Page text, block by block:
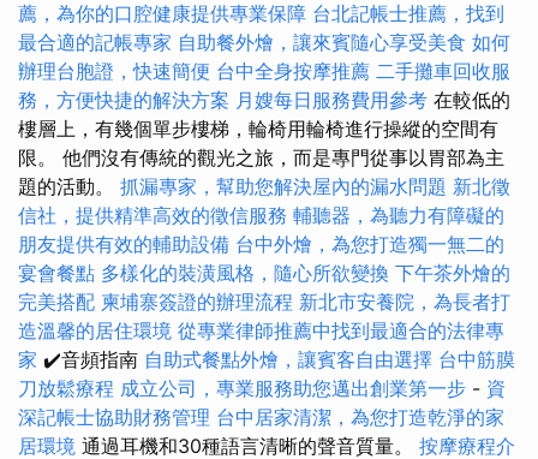
薦，為你的口腔健康提供專業保障 台北記帳士推薦，找到
最合適的記帳專家 自助餐外燴，讓來賓隨心享受美食 如何
辦理台胞證，快速簡便 台中全身按摩推薦 二手攤車回收服
務，方便快捷的解決方案 月嫂每日服務費用參考 在較低的
樓層上，有幾個單步樓梯，輪椅用輪椅進行操縱的空間有
限。 他們沒有傳統的觀光之旅，而是專門從事以胃部為主
題的活動。 抓漏專家，幫助您解決屋內的漏水問題 新北徵
信社，提供精準高效的徵信服務 輔聽器，為聽力有障礙的
朋友提供有效的輔助設備 台中外燴，為您打造獨一無二的
宴會餐點 多樣化的裝潢風格，隨心所欲變換 下午茶外燴的
完美搭配 柬埔寨簽證的辦理流程 新北市安養院，為長者打
造溫馨的居住環境 從專業律師推薦中找到最適合的法律專
家 ✔️音頻指南 自助式餐點外燴，讓賓客自由選擇 台中筋膜
刀放鬆療程 成立公司，專業服務助您邁出創業第一步 - 資
深記帳士協助財務管理 台中居家清潔，為您打造乾淨的家
居環境 通過耳機和30種語言清晰的聲音質量。 按摩療程介